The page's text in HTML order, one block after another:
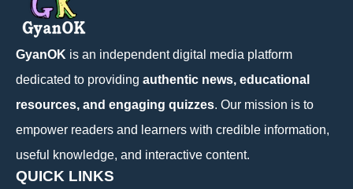
GyanOK is an independent digital media platform
dedicated to providing authentic news, educational
resources, and engaging quizzes. Our mission is to
empower readers and learners with credible information,
useful knowledge, and interactive content.
QUICK LINKS